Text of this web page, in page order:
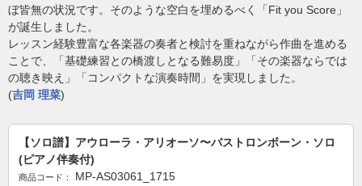
ぼ皆無の状況です。そのような空白を埋めるべく「Fit you Score」
が誕生しました。
レッスン経験豊富な各楽器の奏者と検討を重ねながら作曲を進める
ことで、「基礎練習との橋渡しとなる難易度」「その楽器ならでは
の聴き映え」「コンパクトな演奏時間」を実現しました。
(吉岡 理菜)
【ソロ譜】アウローラ・アリオーソ〜バストロンボーン・ソロ
(ピアノ伴奏付)
商品コード： MP-AS03061_1715